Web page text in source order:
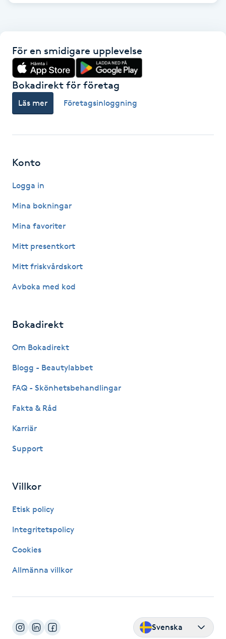
IR-massage
Japansk massage
K
K18
Katun fransar
Kinesisk medicin
Klangmassage
Klippning ungdom
Kosmetisk tatuering
Kostrådgivning
Kroppsinpackning
Kroppspeeling
Kärlbehandling
Lashlift Keratin
För en smidigare upplevelse
Bokadirekt för företag
Läs mer Företagsinloggning
Konto
Logga in
Mina bokningar
Mina favoriter
Mitt presentkort
Mitt friskvårdskort
Avboka med kod
Bokadirekt
Om Bokadirekt
Blogg - Beautylabbet
FAQ - Skönhetsbehandlingar
Fakta & Råd
Karriär
Support
Villkor
Etisk policy
Integritetspolicy
Cookies
Allmänna villkor
Svenska